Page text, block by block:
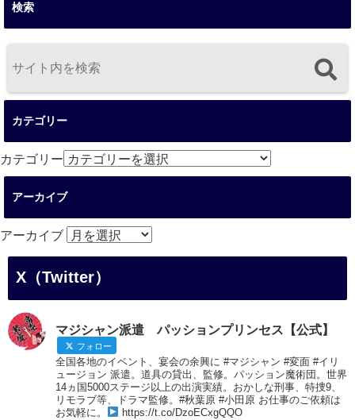
検索
カテゴリー
カテゴリー
アーカイブ
アーカイブ
X（Twitter）
マジシャン派遣 パッションプリンセス【公式】
フォロー
全国各地のイベント、宴会の余興に #マジシャン #変面 #イリ
ュージョン 派遣。道具の貸出、監修。パッション魔術団。世界
14ヵ国5000ステージ以上の出演実績。おかしな刑事、特捜9、
リモラブ等、ドラマ監修。#秋葉原 #小田原 お仕事のご依頼は
お気軽に。
https://t.co/DzoECxgQQO